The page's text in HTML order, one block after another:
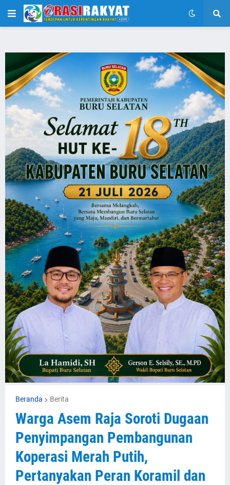
Beranda Berita
Warga Asem Raja Soroti Dugaan
Penyimpangan Pembangunan
Koperasi Merah Putih,
Pertanyakan Peran Koramil dan